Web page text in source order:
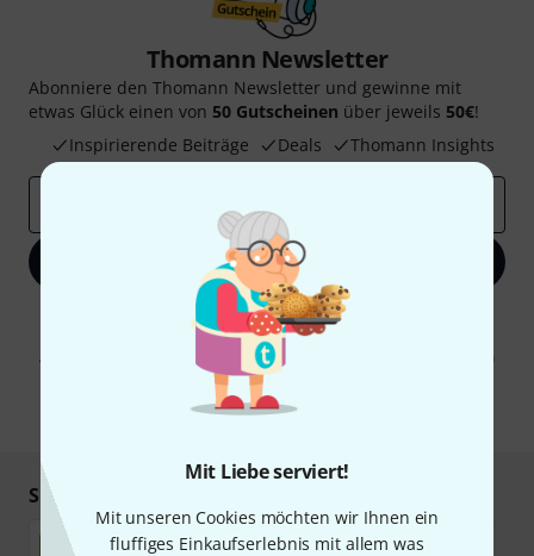
Mit Liebe serviert!
Mit unseren Cookies möchten wir Ihnen ein
fluffiges Einkaufserlebnis mit allem was
Thomann Newsletter
Abonniere den Thomann Newsletter und gewinne mit
etwas Glück einen von 50 Gutscheinen über jeweils 50€!
Inspirierende Beiträge
Deals Thomann Insights
Jetzt anmelden
Mit Klick auf „Jetzt anmelden“ stimmen Sie dem Erhalt von E-Mail-
Werbung und einer Messung des E-Mail-Nutzungsverhaltens zu. Die
Abmeldung ist jederzeit möglich. Weitere Informationen finden Sie in
unserenDatenschutzhinweisen
* Pflichtfeld
Sicher einkaufen & bezahlen